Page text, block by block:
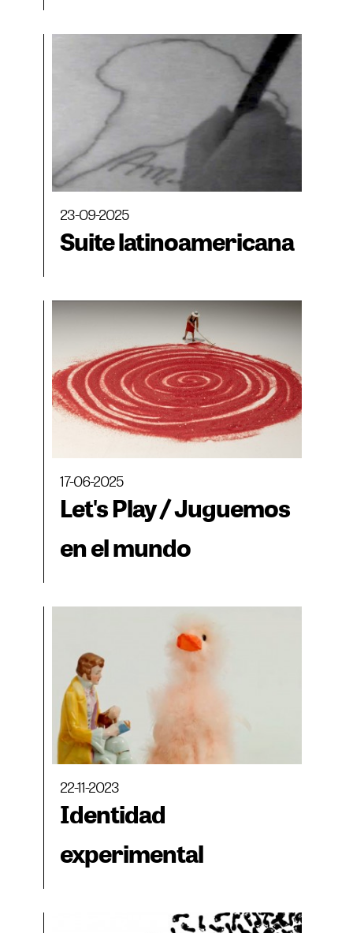
23-09-2025
Suite latinoamericana
17-06-2025
Let's Play / Juguemos
en el mundo
22-11-2023
Identidad
experimental